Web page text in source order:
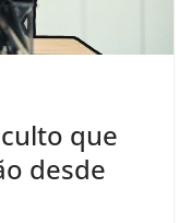
que
desde